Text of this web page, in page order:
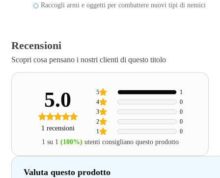
Raccogli armi e oggetti per combattere nuovi tipi di nemici
Recensioni
Scopri cosa pensano i nostri clienti di questo titolo
5.0
1 recensioni 1 0
2 0
3 0
4 0
5 1
1 su 1 (100%) utenti consigliano questo prodotto
Valuta questo prodotto